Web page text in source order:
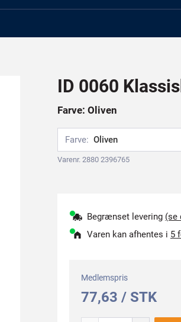
ID 0060
Farve: Oliven
Farve: Oliven
Varenr. 2880 2396765
Begrænset levering (se
Varen kan afhentes i 5
Medlemspris
77,63 / STK